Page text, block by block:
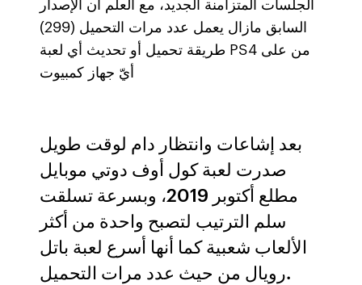
السابق مازال يعمل عدد مرات التحميل (299)
طريقة تحميل أو تحديث أي لعبة PS4 من على
أيّ جهاز كمبيوت
بعد إشاعات وانتظار دام لوقت طويل
صدرت لعبة كول أوف دوتي موبايل
مطلع أكتوبر 2019، وبسرعة تسلقت
سلم الترتيب لتصبح واحدة من أكثر
الألعاب شعبية كما أنها أسرع لعبة باتل
رويال من حيث عدد مرات التحميل.